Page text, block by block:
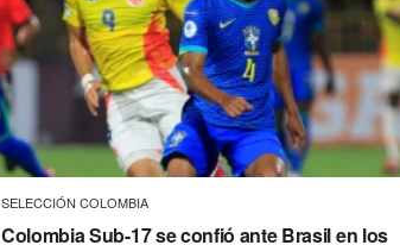
SELECCIÓN COLOMBIA
Colombia Sub-17 se confió ante Brasil en los